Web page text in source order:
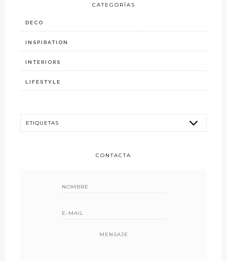
CATEGORÍAS
DECO
INSPIRATION
INTERIORS
LIFESTYLE
CONTACTA
MENSAJE